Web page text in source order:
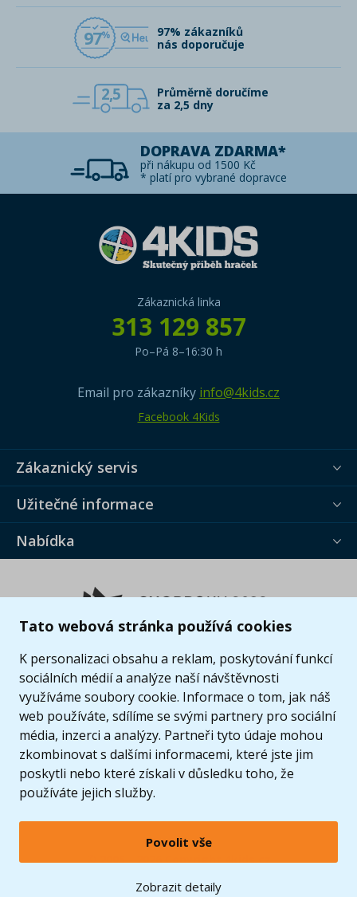
Tato webová stránka používá cookies
K personalizaci obsahu a reklam, poskytování funkcí
sociálních médií a analýze naší návštěvnosti
využíváme soubory cookie. Informace o tom, jak náš
web používáte, sdílíme se svými partnery pro sociální
média, inzerci a analýzy. Partneři tyto údaje mohou
zkombinovat s dalšími informacemi, které jste jim
poskytli nebo které získali v důsledku toho, že
používáte jejich služby.
Povolit vše
Zobrazit detaily
97
97% zákazníků
nás doporučuje
2,5
Průměrně doručíme
za 2,5 dny
DOPRAVA ZDARMA*
při nákupu od 1500 Kč
* platí pro vybrané dopravce
Zákaznická linka
313 129 857
Po–Pá 8–16:30 h
Email pro zákazníky info@4kids.cz
Facebook 4Kids
Zákaznický servis
Užitečné informace
Nabídka
© 2005 - 2026 Copyright 4kids.cz
LEGO, logo LEGO a minifigurka jsou ochrannými známkami společnosti LEGO Group. ©
2024 The LEGO Group.